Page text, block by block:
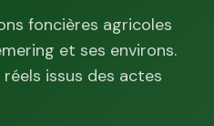
foncières agricoles
et ses environs.
réels issus des actes